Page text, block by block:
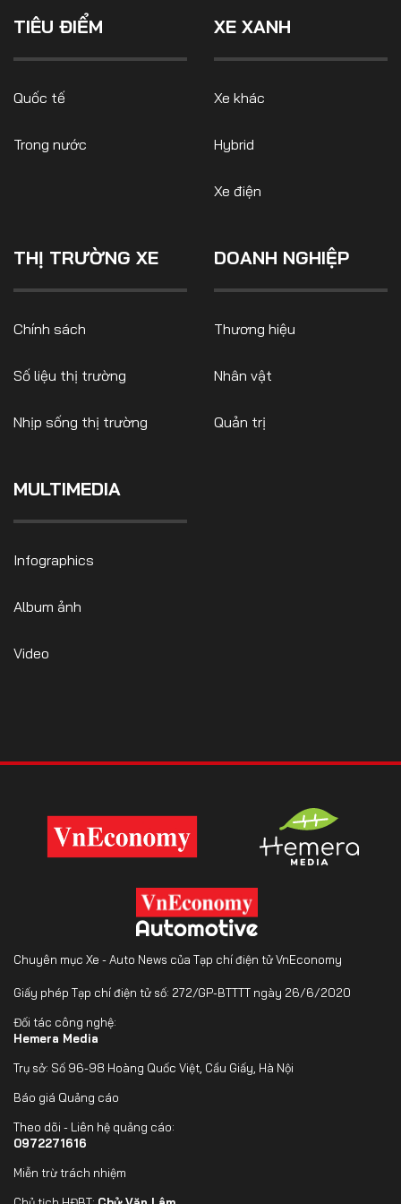
Số liệu thị trường
MULTIMEDIA
Infographics
TRA CỨU XE
DÒNG XE
FOLLOW US
0972271616
TIÊU ĐIỂM
Quốc tế
Trong nước
XE XANH
Xe khác
Hybrid
Xe điện
THỊ TRƯỜNG XE
Chính sách
Số liệu thị trường
Nhịp sống thị trường
DOANH NGHIỆP
Thương hiệu
Nhân vật
Quản trị
MULTIMEDIA
Infographics
Album ảnh
Video
Chuyên mục Xe - Auto News của Tạp chí điện tử VnEconomy
Giấy phép Tạp chí điện tử số: 272/GP-BTTTT ngày 26/6/2020
Đối tác công nghệ:
Hemera Media
Trụ sở: Số 96-98 Hoàng Quốc Việt, Cầu Giấy, Hà Nội
Báo giá Quảng cáo
Theo dõi - Liên hệ quảng cáo:
0972271616
Miễn trừ trách nhiệm